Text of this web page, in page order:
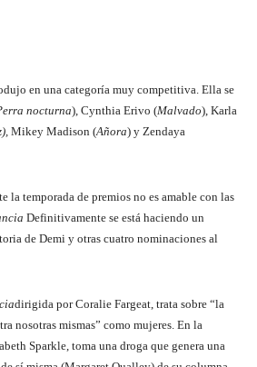
en una categoría muy competitiva. Ella se
nocturna), Cynthia Erivo (Malvado), Karla
Mikey Madison (Añora) y Zendaya
la temporada de premios no es amable con las
Definitivamente se está haciendo un
de Demi y otras cuatro nominaciones al
dirigida por Coralie Fargeat, trata sobre “la
nosotras mismas” como mujeres. En la
Sparkle, toma una droga que genera una